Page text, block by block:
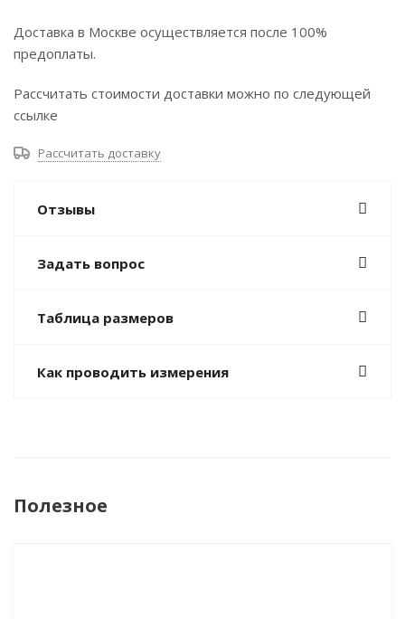
Доставка в Москве осуществляется после 100%
предоплаты.
Рассчитать стоимости доставки можно по следующей
ссылке
Рассчитать доставку
Отзывы
Задать вопрос
Таблица размеров
Как проводить измерения
Полезное